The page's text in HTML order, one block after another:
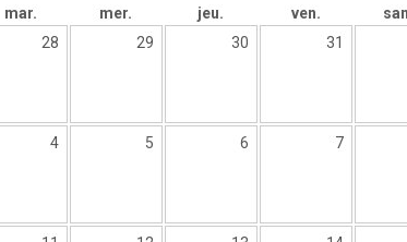
mar. mer. jeu. ven.
28 29 30 31
4 5 6 7